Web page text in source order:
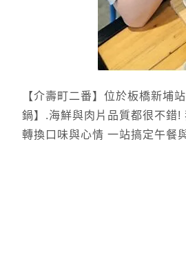
【介壽町二番】位於板橋新埔
鍋】.海鮮與肉片品質都很不錯
轉換口味與心情 一站搞定午餐